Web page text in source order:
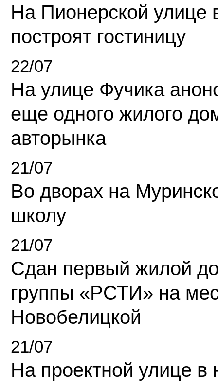
На Пионерской улице
построят гостиницу
22/07
На улице Фучика
еще одного жилого
авторынка
21/07
Во дворах на
школу
21/07
Сдан первый жилой
группы «РСТИ» на
Новобелицкой
21/07
На проектной улице